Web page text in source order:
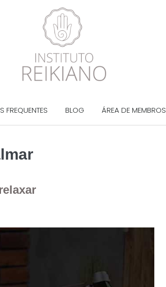
FREQUENTES BLOG ÁREA DE MEMBROS